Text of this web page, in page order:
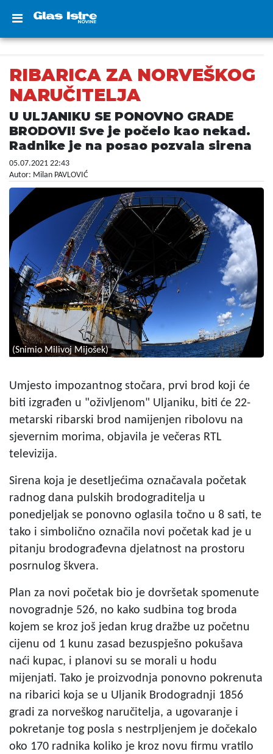
RIBARICA ZA NORVEŠKOG
NARUČITELJA
U ULJANIKU SE PONOVNO GRADE
BRODOVI! Sve je počelo kao nekad.
Radnike je na posao pozvala sirena
05.07.2021 22:43
Autor: Milan PAVLOVIĆ
(Snimio Milivoj Mijošek)
Umjesto impozantnog stočara, prvi brod koji će
biti izgrađen u "oživljenom" Uljaniku, biti će 22-
metarski ribarski brod namijenjen ribolovu na
sjevernim morima, objavila je večeras RTL
televizija.
Sirena koja je desetljećima označavala početak
radnog dana pulskih brodograditelja u
ponedjeljak se ponovno oglasila točno u 8 sati, te
tako i simbolično označila novi početak kad je u
pitanju brodograđevna djelatnost na prostoru
posrnulog škvera.
Plan za novi početak bio je dovršetak spomenute
novogradnje 526, no kako sudbina tog broda
kojem se kroz još jedan krug dražbe uz početnu
cijenu od 1 kunu zasad bezuspješno pokušava
naći kupac, i planovi su se morali u hodu
mijenjati. Tako je proizvodnja ponovno pokrenuta
na ribarici koja se u Uljanik Brodogradnji 1856
gradi za norveškog naručitelja, a ugovaranje i
pokretanje tog posla s nestrpljenjem je dočekalo
oko 170 radnika koliko je kroz novu firmu vratilo